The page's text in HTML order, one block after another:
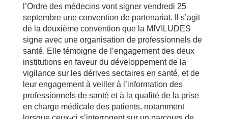
l’Ordre des médecins vont signer vendredi 25
septembre une convention de partenariat. Il s’agit
de la deuxième convention que la MIVILUDES
signe avec une organisation de professionnels de
santé. Elle témoigne de l’engagement des deux
institutions en faveur du développement de la
vigilance sur les dérives sectaires en santé, et de
leur engagement à veiller à l’information des
professionnels de santé et à la qualité de la prise
en charge médicale des patients, notamment